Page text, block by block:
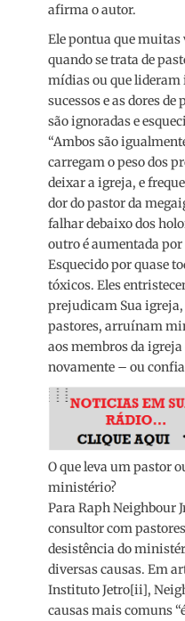
afirma o autor.
Ele pontua que muitas
quando se trata de
mídias ou que lideram
sucessos e as dores
são ignoradas e
“Ambos são
carregam o peso dos
deixar a igreja, e
dor do pastor da
falhar debaixo dos
outro é aumentada
Esquecido por quase
tóxicos. Eles
prejudicam Sua
pastores, arruínam
aos membros da
novamente – ou
O que leva um pastor
ministério?
Para Raph Neighbour
consultor com
desistência do
diversas causas. Em
Instituto Jetro[ii],
causas mais comuns